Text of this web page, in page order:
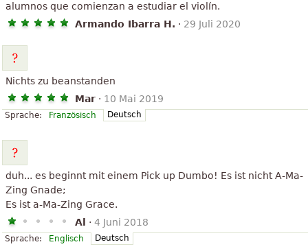
alumnos que comienzan a estudiar el violín.
Armando Ibarra H. · 29 Juli 2020
Nichts zu beanstanden
Mar · 10 Mai 2019
Sprache: Französisch Deutsch
duh... es beginnt mit einem Pick up Dumbo! Es ist nicht A-Ma-
Zing Gnade;
Es ist a-Ma-Zing Grace.
Al
· 4 Juni 2018
Sprache: Englisch Deutsch